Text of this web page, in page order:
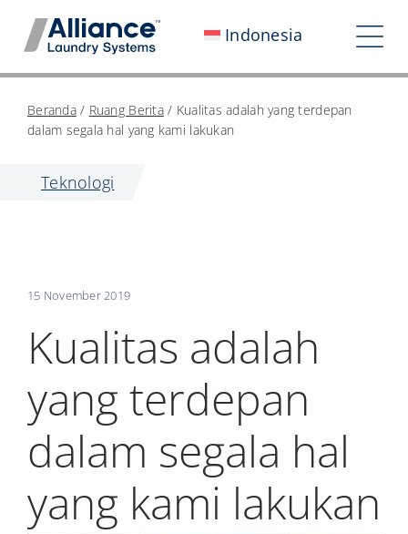
Indonesia
Bekerja Bersama Kami
Dampak Kami
Hubungi Kami
Beranda/ Ruang Berita/ Kualitas adalah yang terdepan
dalam segala hal yang kami lakukan
Teknologi
15 November 2019
Kualitas adalah
yang terdepan
dalam segala hal
yang kami lakukan